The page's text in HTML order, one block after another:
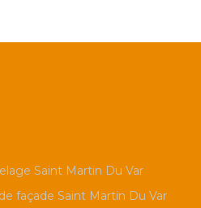
Saint Martin Du Var
façade Saint Martin Du Var